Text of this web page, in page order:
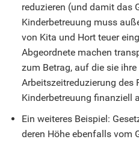
reduzieren (und damit das
Kinderbetreuung muss
von Kita und Hort teuer
Abgeordnete machen
zum Betrag, auf die sie
Arbeitszeitreduzierung des
Kinderbetreuung finanziell
Ein weiteres Beispiel:
deren Höhe ebenfalls vom